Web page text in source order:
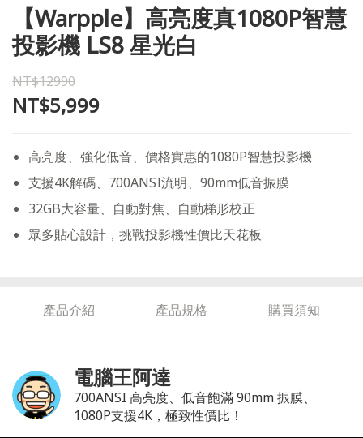
【Warpple】高亮度真1080P智慧
投影機 LS8 星光白
NT$12990
NT$5,999
高亮度、強化低音、價格實惠的1080P智慧投影機
支援4K解碼、700ANSI流明、90mm低音振膜
32GB大容量、自動對焦、自動梯形校正
眾多貼心設計，挑戰投影機性價比天花板
產品介紹 產品規格 購買須知
電腦王阿達
700ANSI 高亮度、低音飽滿 90mm 振膜、
1080P支援4K，極致性價比！